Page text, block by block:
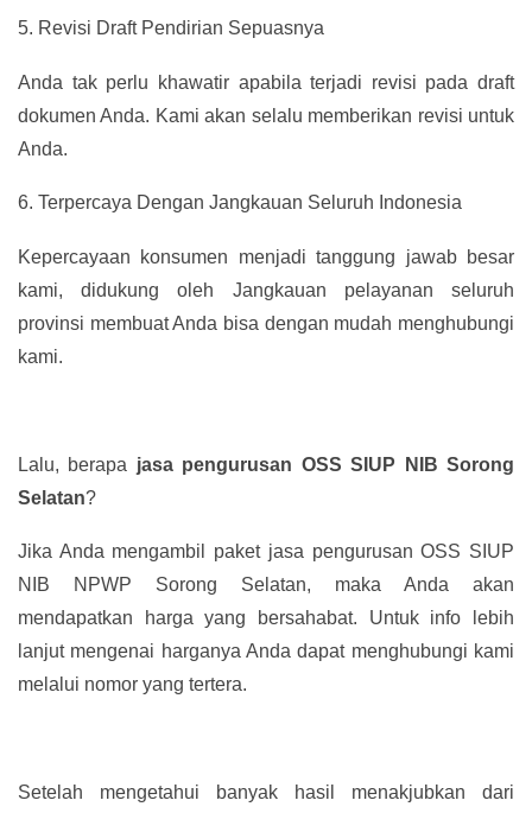
5. Revisi Draft Pendirian Sepuasnya
Anda tak perlu khawatir apabila terjadi revisi pada draft
dokumen Anda. Kami akan selalu memberikan revisi untuk
Anda.
6. Terpercaya Dengan Jangkauan Seluruh Indonesia
Kepercayaan konsumen menjadi tanggung jawab besar
kami, didukung oleh Jangkauan pelayanan seluruh
provinsi membuat Anda bisa dengan mudah menghubungi
kami.
Lalu, berapa jasa pengurusan OSS SIUP NIB Sorong
Selatan?
Jika Anda mengambil paket jasa pengurusan OSS SIUP
NIB NPWP Sorong Selatan, maka Anda akan
mendapatkan harga yang bersahabat. Untuk info lebih
lanjut mengenai harganya Anda dapat menghubungi kami
melalui nomor yang tertera.
Setelah mengetahui banyak hasil menakjubkan dari